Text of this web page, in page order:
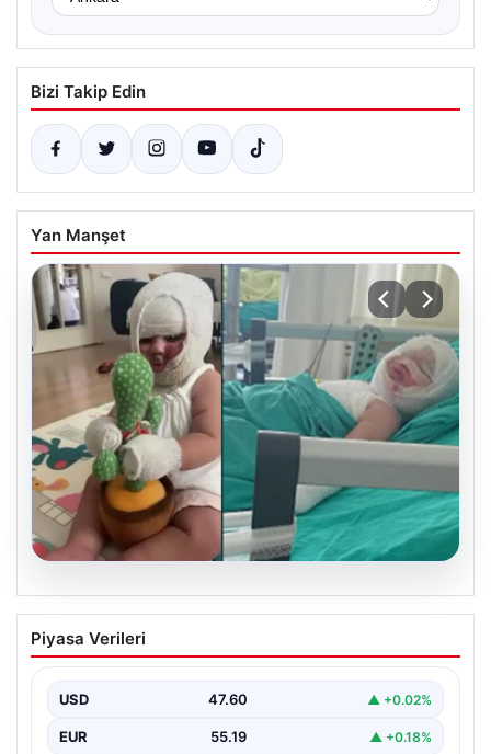
Bizi Takip Edin
Yan Manşet
05.08.2026
Domates konservesi bomba gibi patladı,
9 aylık bebeğin vücudu yandı
Aylık Bebek Yanıklarla Mücadele Etti", "content":
"Mersin'in…
Piyasa Verileri
USD 47.60 ▲ +0.02%
EUR 55.19 ▲ +0.18%